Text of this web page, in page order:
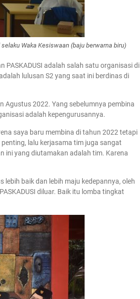
Waka Kesiswaan (baju berwarna biru)
PASKADUSI adalah salah satu organisasi di
lulusan S2 yang saat ini berdinas di
Agustus 2022. Yang sebelumnya pembina
adalah kepengurusannya.
saya baru membina di tahun 2022 tetapi
lalu kerjasama tim juga sangat
ini yang diutamakan adalah tim. Karena
lebih baik dan lebih maju kedepannya, oleh
diluar. Baik itu lomba tingkat